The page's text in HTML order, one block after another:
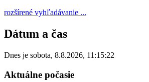
rozšírené vyhľadávanie ...
Dátum a čas
Dnes je sobota, 8.8.2026, 11:15:22
Aktuálne počasie